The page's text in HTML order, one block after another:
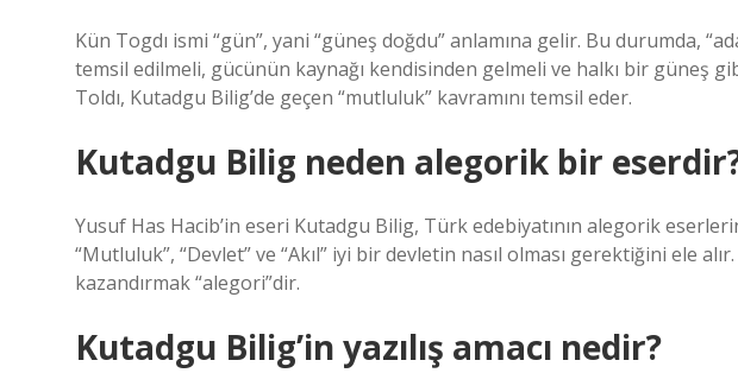
Kün Togdı ismi “gün”, yani “güneş doğdu” anlamına gelir. Bu durumda,
temsil edilmeli, gücünün kaynağı kendisinden gelmeli ve halkı bir güneş
Toldı, Kutadgu Bilig’de geçen “mutluluk” kavramını temsil eder.
Kutadgu Bilig neden alegorik bir
Yusuf Has Hacib’in eseri Kutadgu Bilig, Türk edebiyatının alegorik
“Mutluluk”, “Devlet” ve “Akıl” iyi bir devletin nasıl olması gerektiğini ele
kazandırmak “alegori”dir.
Kutadgu Bilig’in yazılış amacı nedir?